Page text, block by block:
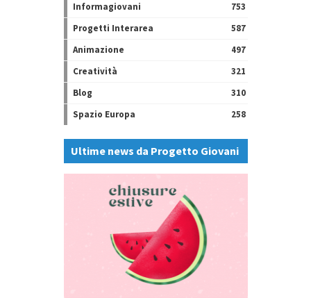
Informagiovani
753
Progetti Interarea
587
Animazione
497
Creatività
321
Blog
310
Spazio Europa
258
Ultime news da Progetto Giovani